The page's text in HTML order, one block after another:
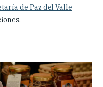
de Paz del Valle